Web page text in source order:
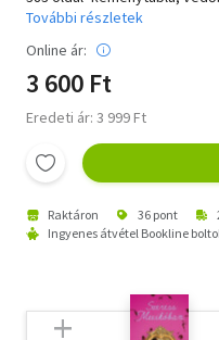
További részletek
Online ár:
3 600 Ft
Eredeti ár: 3 999 Ft
Raktáron 36 pont
Ingyenes átvétel Bookline